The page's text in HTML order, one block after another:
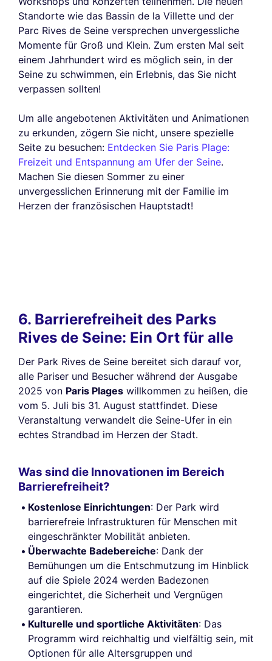
Ihnen angezeigten Werbeanzeigen zu personalisieren. Sie können Ihre
Einstellungen jederzeit akzeptieren, ablehnen oder anpassen.
Genehmigungen zertifiziert von
Nei, danke Ich möchte wählen Ich stimme zu
Standorte wie das Bassin de la Villette und der
Parc Rives de Seine versprechen unvergessliche
Momente für Groß und Klein. Zum ersten Mal seit
einem Jahrhundert wird es möglich sein, in der
Seine zu schwimmen, ein Erlebnis, das Sie nicht
verpassen sollten!
Um alle angebotenen Aktivitäten und Animationen
zu erkunden, zögern Sie nicht, unsere spezielle
Seite zu besuchen: Entdecken Sie Paris Plage:
Freizeit und Entspannung am Ufer der Seine.
Machen Sie diesen Sommer zu einer
unvergesslichen Erinnerung mit der Familie im
Herzen der französischen Hauptstadt!
6. Barrierefreiheit des Parks
Rives de Seine: Ein Ort für alle
Der Park Rives de Seine bereitet sich darauf vor,
alle Pariser und Besucher während der Ausgabe
2025 von Paris Plages willkommen zu heißen, die
vom 5. Juli bis 31. August stattfindet. Diese
Veranstaltung verwandelt die Seine-Ufer in ein
echtes Strandbad im Herzen der Stadt.
Was sind die Innovationen im Bereich
Barrierefreiheit?
Kostenlose Einrichtungen: Der Park wird
barrierefreie Infrastrukturen für Menschen mit
eingeschränkter Mobilität anbieten.
Überwachte Badebereiche: Dank der
Bemühungen um die Entschmutzung im Hinblick
auf die Spiele 2024 werden Badezonen
eingerichtet, die Sicherheit und Vergnügen
garantieren.
Kulturelle und sportliche Aktivitäten: Das
Programm wird reichhaltig und vielfältig sein, mit
Optionen für alle Altersgruppen und